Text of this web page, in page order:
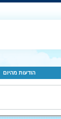
הודעות מהיום